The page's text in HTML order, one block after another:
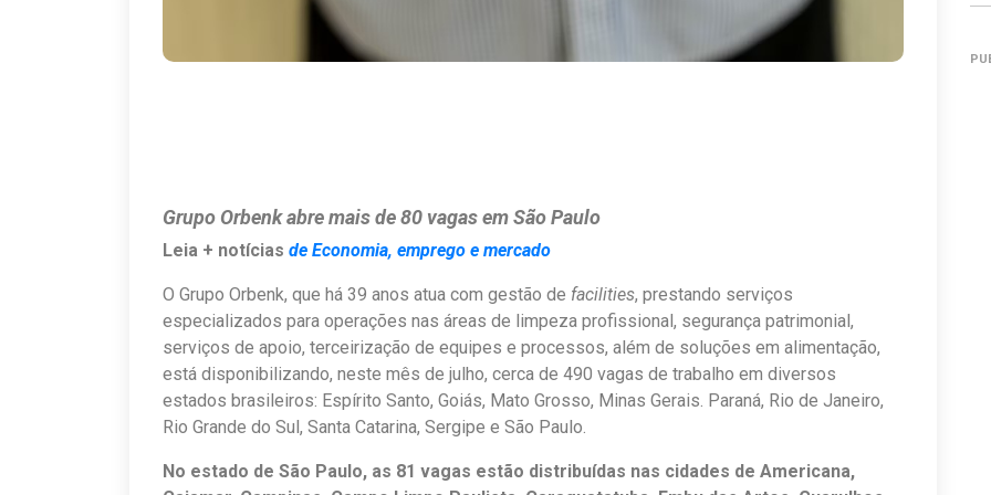
Grupo Orbenk abre mais de 80 vagas em São Paulo
Leia + notícias de Economia, emprego e mercado
O Grupo Orbenk, que há 39 anos atua com gestão de facilities, prestando serviços
especializados para operações nas áreas de limpeza profissional, segurança patrimonial,
serviços de apoio, terceirização de equipes e processos, além de soluções em alimentação,
está disponibilizando, neste mês de julho, cerca de 490 vagas de trabalho em diversos
estados brasileiros: Espírito Santo, Goiás, Mato Grosso, Minas Gerais. Paraná, Rio de Janeiro,
Rio Grande do Sul, Santa Catarina, Sergipe e São Paulo.
No estado de São Paulo, as 81 vagas estão distribuídas nas cidades de Americana,